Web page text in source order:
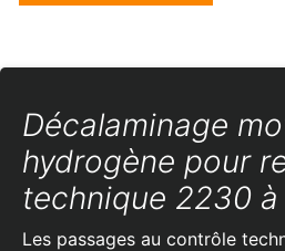
Décalaminage
hydrogène pour
technique 2230
Les passages au contrôle